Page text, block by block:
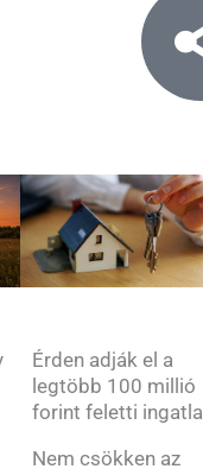
Érden adják el a
legtöbb 100 millió
forint feletti
Nem csökken az